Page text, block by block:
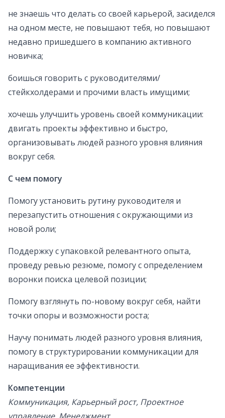
не знаешь что делать со своей карьерой, засиделся
на одном месте, не повышают тебя, но повышают
недавно пришедшего в компанию активного
новичка;
боишься говорить с руководителями/
стейкхолдерами и прочими власть имущими;
хочешь улучшить уровень своей коммуникации:
двигать проекты эффективно и быстро,
организовывать людей разного уровня влияния
вокруг себя.
С чем помогу
Помогу установить рутину руководителя и
перезапустить отношения с окружающими из
новой роли;
Поддержку с упаковкой релевантного опыта,
проведу ревью резюме, помогу с определением
воронки поиска целевой позиции;
Помогу взглянуть по-новому вокруг себя, найти
точки опоры и возможности роста;
Научу понимать людей разного уровня влияния,
помогу в структурировании коммуникации для
наращивания ее эффективности.
Компетенции
Коммуникация, Карьерный рост, Проектное